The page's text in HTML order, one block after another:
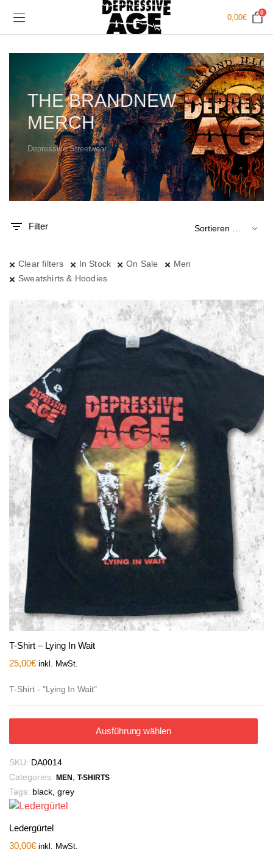
0,00€
0
THE BRANDNEW
MERCH
Depressive Streetwear
Filter
Clear filters In Stock On Sale
Men
Sweatshirts & Hoodies
T-Shirt – Lying In Wait
25,00€ inkl. MwSt.
T-Shirt - "Lying In Wait"
Ausführung wählen
SKU: DA0014
Categories: MEN , T-SHIRTS
Tags: black, grey
Ledergürtel
30,00€ inkl. MwSt.